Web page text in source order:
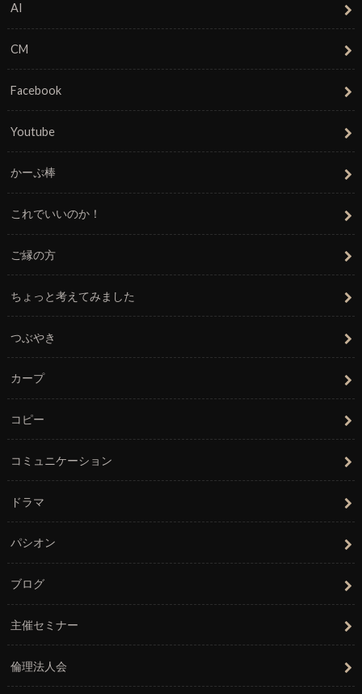
AI
CM
Facebook
Youtube
かーぷ棒
これでいいのか！
ご縁の方
ちょっと考えてみました
つぶやき
カープ
コピー
コミュニケーション
ドラマ
パシオン
ブログ
主催セミナー
倫理法人会